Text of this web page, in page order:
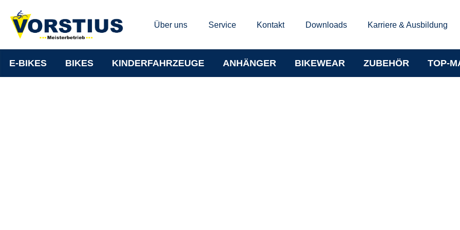
Über uns Service Kontakt Downloads Karriere & Ausbildung
E-BIKES BIKES KINDERFAHRZEUGE ANHÄNGER BIKEWEAR ZUBEHÖR TOP-